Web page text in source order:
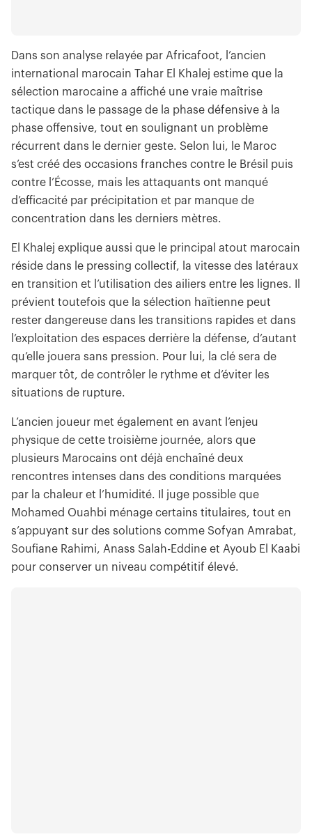
Dans son analyse relayée par Africafoot, l’ancien
international marocain Tahar El Khalej estime que la
sélection marocaine a affiché une vraie maîtrise
tactique dans le passage de la phase défensive à la
phase offensive, tout en soulignant un problème
récurrent dans le dernier geste. Selon lui, le Maroc
s’est créé des occasions franches contre le Brésil puis
contre l’Écosse, mais les attaquants ont manqué
d’efficacité par précipitation et par manque de
concentration dans les derniers mètres.
El Khalej explique aussi que le principal atout marocain
réside dans le pressing collectif, la vitesse des latéraux
en transition et l’utilisation des ailiers entre les lignes. Il
prévient toutefois que la sélection haïtienne peut
rester dangereuse dans les transitions rapides et dans
l’exploitation des espaces derrière la défense, d’autant
qu’elle jouera sans pression. Pour lui, la clé sera de
marquer tôt, de contrôler le rythme et d’éviter les
situations de rupture.
L’ancien joueur met également en avant l’enjeu
physique de cette troisième journée, alors que
plusieurs Marocains ont déjà enchaîné deux
rencontres intenses dans des conditions marquées
par la chaleur et l’humidité. Il juge possible que
Mohamed Ouahbi ménage certains titulaires, tout en
s’appuyant sur des solutions comme Sofyan Amrabat,
Soufiane Rahimi, Anass Salah-Eddine et Ayoub El Kaabi
pour conserver un niveau compétitif élevé.